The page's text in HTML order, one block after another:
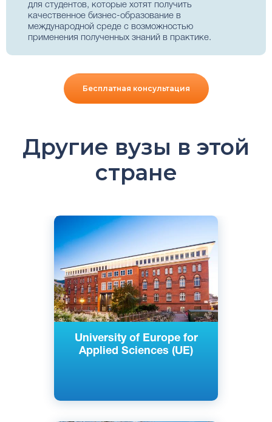
для студентов, которые хотят получить
качественное бизнес-образование в
международной среде с возможностью
применения полученных знаний в практике.
Бесплатная консультация
Другие вузы в этой
стране
University of Europe for
Applied Sciences (UE)
Английский
Немецкий
Берлин, Гамбург, Изерлон, Потсдам,
Германия
Частный